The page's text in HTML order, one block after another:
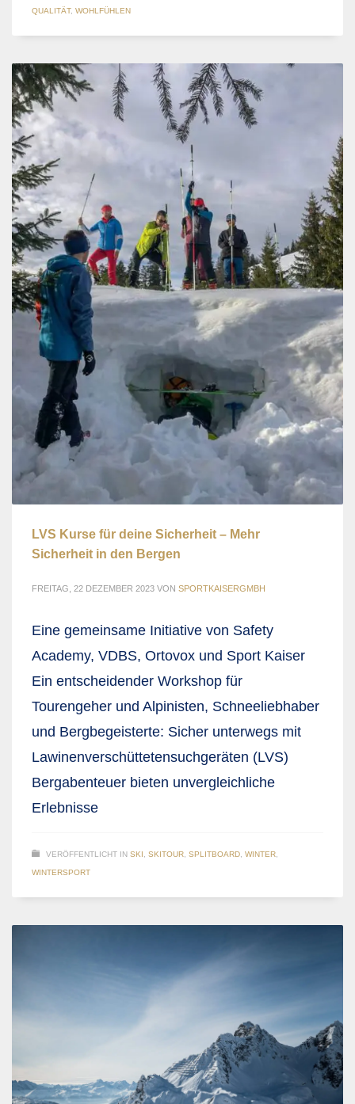
QUALITÄT, WOHLFÜHLEN
LVS Kurse für deine Sicherheit – Mehr
Sicherheit in den Bergen
FREITAG, 22 DEZEMBER 2023 VON SPORTKAISERGMBH
Eine gemeinsame Initiative von Safety
Academy, VDBS, Ortovox und Sport Kaiser
Ein entscheidender Workshop für
Tourengeher und Alpinisten, Schneeliebhaber
und Bergbegeisterte: Sicher unterwegs mit
Lawinenverschüttetensuchgeräten (LVS)
Bergabenteuer bieten unvergleichliche
Erlebnisse
VERÖFFENTLICHT IN SKI, SKITOUR, SPLITBOARD, WINTER,
WINTERSPORT